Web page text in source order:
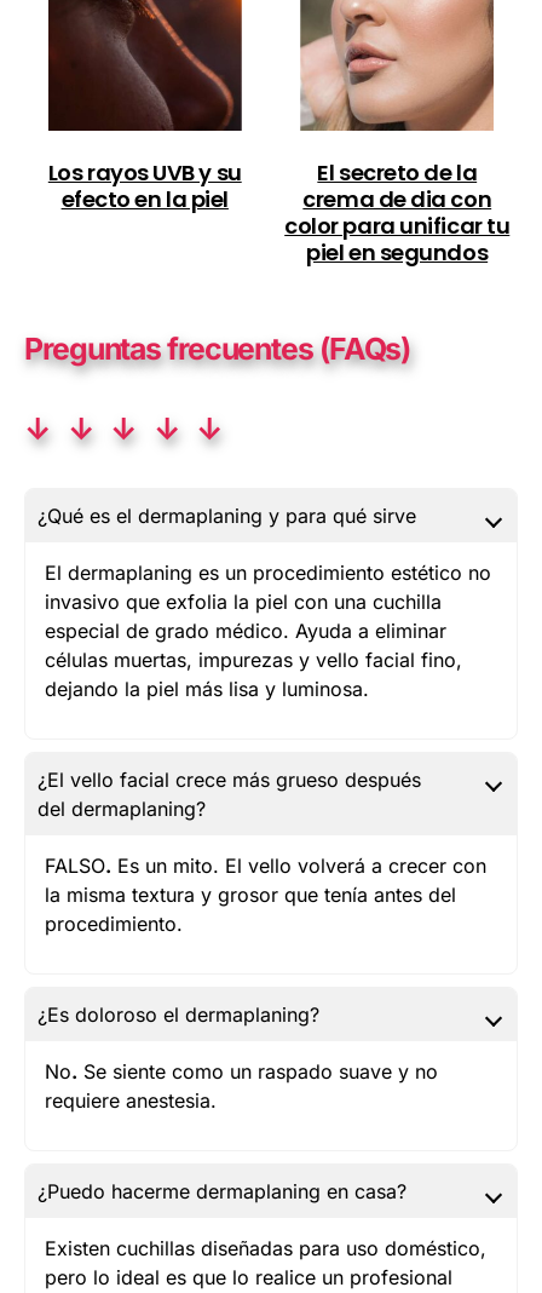
Los rayos UVB y su
efecto en la piel
El secreto de la
crema de dia con
color para unificar tu
piel en segundos
Preguntas frecuentes (FAQs)
↓ ↓ ↓ ↓ ↓
¿Qué es el dermaplaning y para qué sirve
El dermaplaning es un procedimiento estético no
invasivo que exfolia la piel con una cuchilla
especial de grado médico. Ayuda a eliminar
células muertas, impurezas y vello facial fino,
dejando la piel más lisa y luminosa.
¿El vello facial crece más grueso después
del dermaplaning?
FALSO. Es un mito. El vello volverá a crecer con
la misma textura y grosor que tenía antes del
procedimiento.
¿Es doloroso el dermaplaning?
No. Se siente como un raspado suave y no
requiere anestesia.
¿Puedo hacerme dermaplaning en casa?
Existen cuchillas diseñadas para uso doméstico,
pero lo ideal es que lo realice un profesional